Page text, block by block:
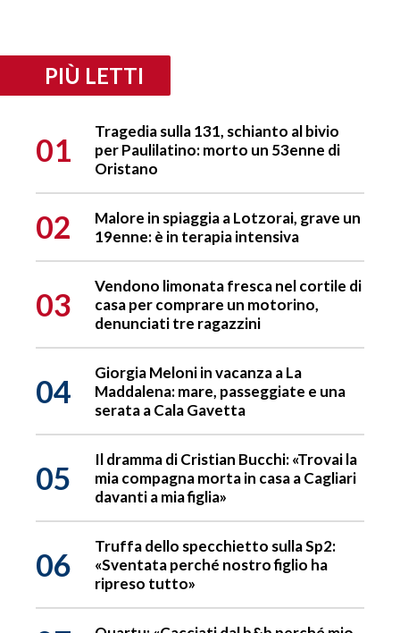
PIÙ LETTI
01
Tragedia sulla 131, schianto al bivio
per Paulilatino: morto un 53enne di
Oristano
02
Malore in spiaggia a Lotzorai, grave un
19enne: è in terapia intensiva
03
Vendono limonata fresca nel cortile di
casa per comprare un motorino,
denunciati tre ragazzini
04
Giorgia Meloni in vacanza a La
Maddalena: mare, passeggiate e una
serata a Cala Gavetta
05
Il dramma di Cristian Bucchi: «Trovai la
mia compagna morta in casa a Cagliari
davanti a mia figlia»
06
Truffa dello specchietto sulla Sp2:
«Sventata perché nostro figlio ha
ripreso tutto»